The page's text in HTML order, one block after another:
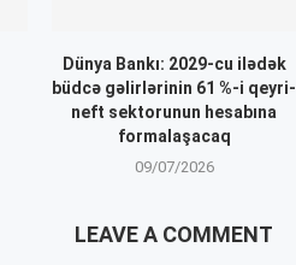
Dünya Bankı: 2029-cu ilədək
büdcə gəlirlərinin 61 %-i qeyri-
neft sektorunun hesabına
formalaşacaq
09/07/2026
LEAVE A COMMENT